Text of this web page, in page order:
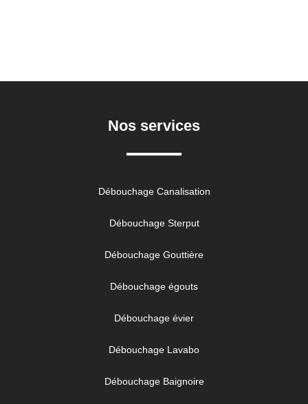
Nos services
Débouchage Canalisation
Débouchage Sterput
Débouchage Gouttière
Débouchage égouts
Débouchage évier
Débouchage Lavabo
Débouchage Baignoire